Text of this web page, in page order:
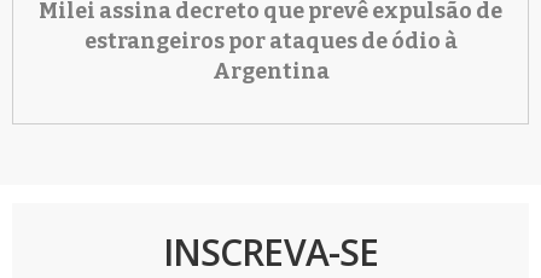
Milei assina decreto que prevê expulsão de
estrangeiros por ataques de ódio à
Argentina
INSCREVA-SE